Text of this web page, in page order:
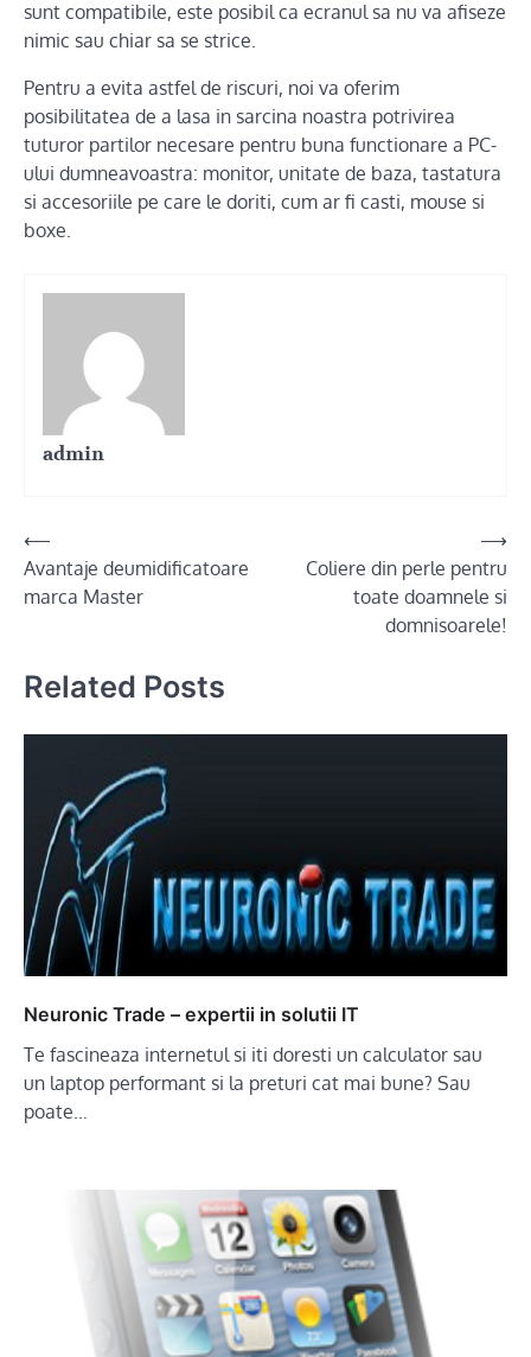
sunt compatibile, este posibil ca ecranul sa nu va afiseze
nimic sau chiar sa se strice.
Pentru a evita astfel de riscuri, noi va oferim
posibilitatea de a lasa in sarcina noastra potrivirea
tuturor partilor necesare pentru buna functionare a PC-
ului dumneavoastra: monitor, unitate de baza, tastatura
si accesoriile pe care le doriti, cum ar fi casti, mouse si
boxe.
admin
Post
navigation
⟵
Avantaje deumidificatoare
marca Master
Coliere din perle pentru
toate doamnele si
domnisoarele!
⟶
Related Posts
Neuronic Trade – expertii in solutii IT
Te fascineaza internetul si iti doresti un calculator sau
un laptop performant si la preturi cat mai bune? Sau
poate…